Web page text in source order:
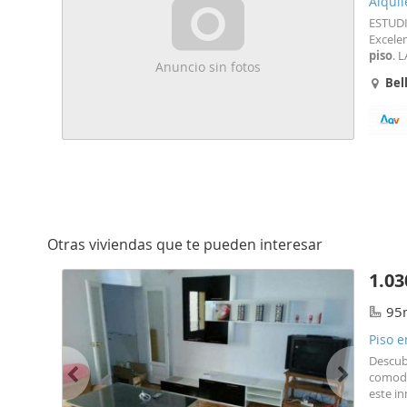
Anuncio sin fotos
piso.
Otras viviendas que te pueden interesar
Piso
este